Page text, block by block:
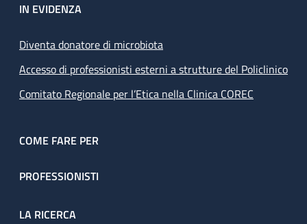
IN EVIDENZA
Diventa donatore di microbiota
Accesso di professionisti esterni a strutture del Policlinico
Comitato Regionale per l’Etica nella Clinica COREC
COME FARE PER
PROFESSIONISTI
LA RICERCA